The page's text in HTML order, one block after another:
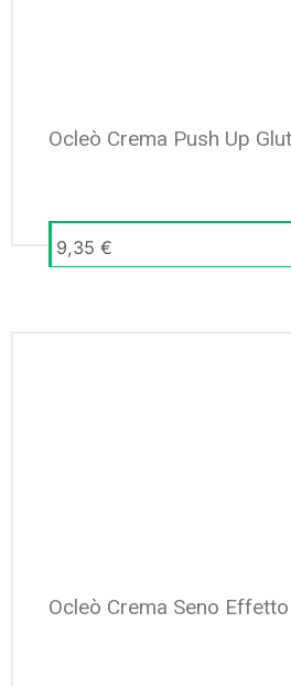
Ocleò Crema Push Up
9,35 €
Ocleò Crema Seno